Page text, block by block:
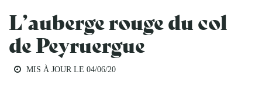
L’auberge rouge du col
de Peyruergue
MIS À JOUR LE 04/06/20